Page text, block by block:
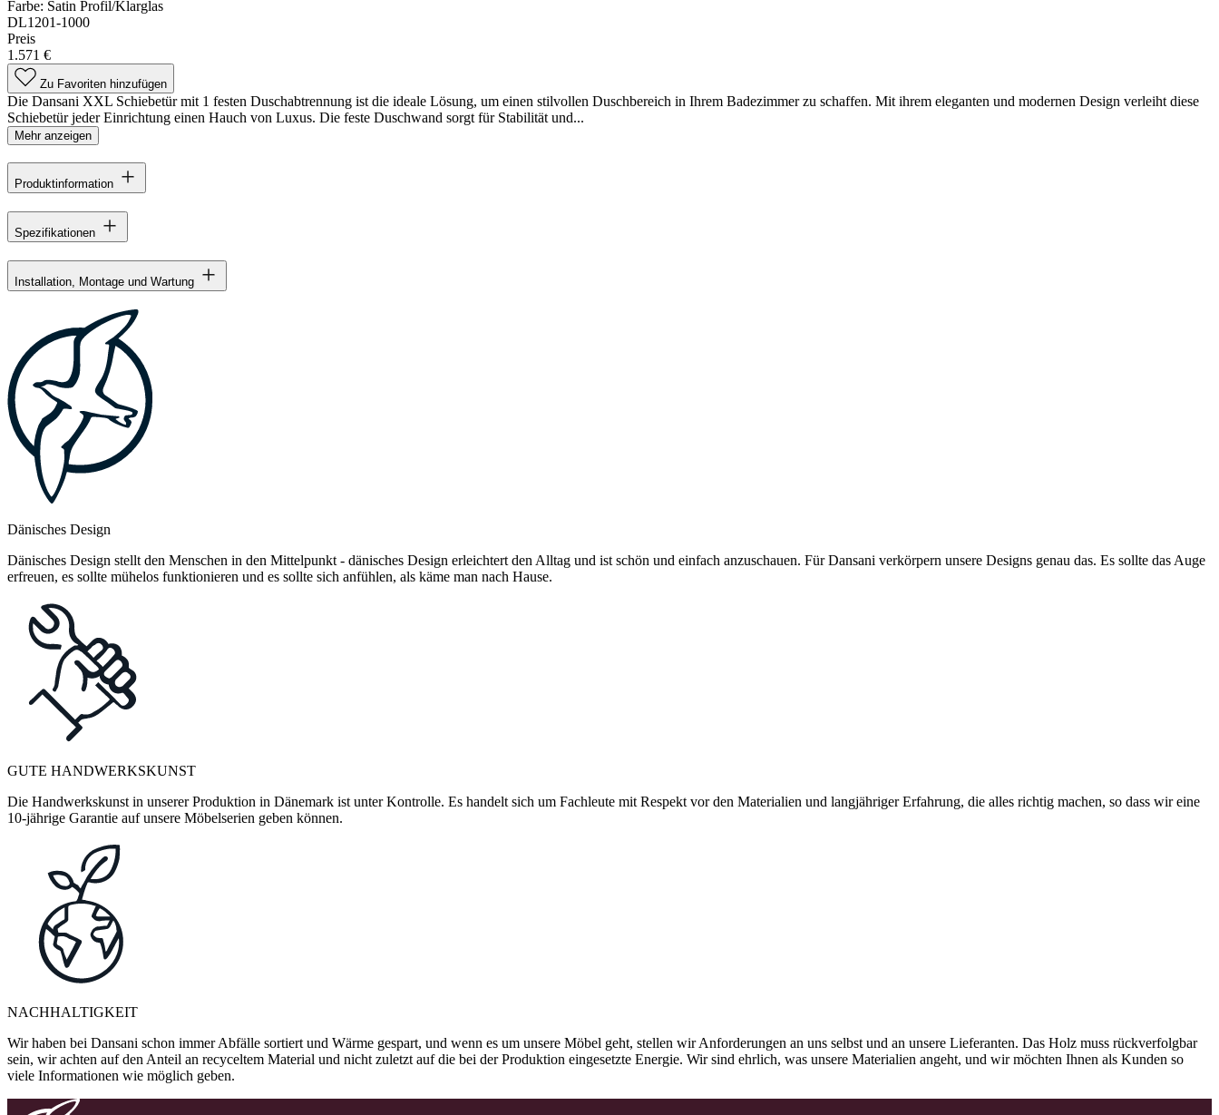
Farbe: Satin Profil/Klarglas
DL1201-1000
Preis
1.571 €
Zu Favoriten hinzufügen
Die Dansani XXL Schiebetür mit 1 festen Duschabtrennung ist die ideale Lösung, um einen stilvollen Duschbereich in Ihrem Badezimmer zu schaffen. Mit ihrem eleganten und modernen Design verleiht diese
Schiebetür jeder Einrichtung einen Hauch von Luxus. Die feste Duschwand sorgt für Stabilität und...
Mehr anzeigen
Produktinformation
Spezifikationen
Installation, Montage und Wartung
Dänisches Design
Dänisches Design stellt den Menschen in den Mittelpunkt - dänisches Design erleichtert den Alltag und ist schön und einfach anzuschauen. Für Dansani verkörpern unsere Designs genau das. Es sollte das Auge
erfreuen, es sollte mühelos funktionieren und es sollte sich anfühlen, als käme man nach Hause.
GUTE HANDWERKSKUNST
Die Handwerkskunst in unserer Produktion in Dänemark ist unter Kontrolle. Es handelt sich um Fachleute mit Respekt vor den Materialien und langjähriger Erfahrung, die alles richtig machen, so dass wir eine
10-jährige Garantie auf unsere Möbelserien geben können.
NACHHALTIGKEIT
Wir haben bei Dansani schon immer Abfälle sortiert und Wärme gespart, und wenn es um unsere Möbel geht, stellen wir Anforderungen an uns selbst und an unsere Lieferanten. Das Holz muss rückverfolgbar
sein, wir achten auf den Anteil an recyceltem Material und nicht zuletzt auf die bei der Produktion eingesetzte Energie. Wir sind ehrlich, was unsere Materialien angeht, und wir möchten Ihnen als Kunden so
viele Informationen wie möglich geben.